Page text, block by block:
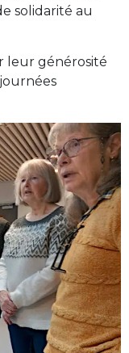
solidarité au
leur générosité